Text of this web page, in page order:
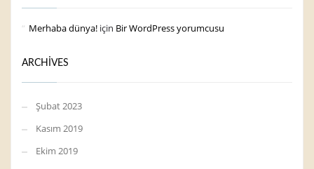
Merhaba dünya! için Bir WordPress yorumcusu
ARCHIVES
Şubat 2023
Kasım 2019
Ekim 2019